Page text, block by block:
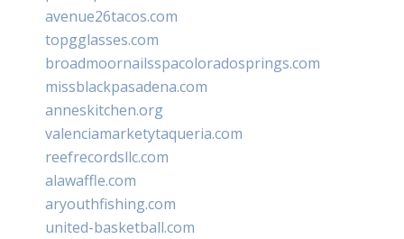
avenue26tacos.com
topgglasses.com
broadmoornailsspacoloradosprings.com
missblackpasadena.com
anneskitchen.org
valenciamarketytaqueria.com
reefrecordsllc.com
alawaffle.com
aryouthfishing.com
united-basketball.com